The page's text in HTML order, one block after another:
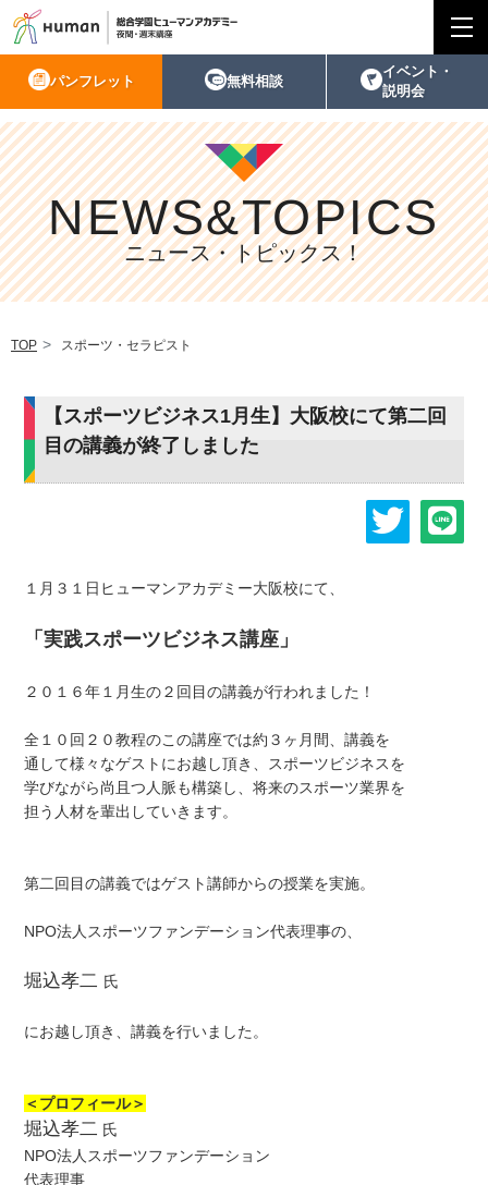
パンフレット 無料相談
イベント・
説明会
NEWS&TOPICS
ニュース・トピックス！
TOP スポーツ・セラピスト
【スポーツビジネス1月生】大阪校にて第二回
目の講義が終了しました
１月３１日ヒューマンアカデミー大阪校にて、
「実践スポーツビジネス講座」
２０１６年１月生の２回目の講義が行われました！
全１０回２０教程のこの講座では約３ヶ月間、講義を
通して様々なゲストにお越し頂き、スポーツビジネスを
学びながら尚且つ人脈も構築し、将来のスポーツ業界を
担う人材を輩出していきます。
第二回目の講義ではゲスト講師からの授業を実施。
NPO法人スポーツファンデーション代表理事の、
堀込孝二 氏
にお越し頂き、講義を行いました。
＜プロフィール＞
堀込孝二 氏
NPO法人スポーツファンデーション
代表理事